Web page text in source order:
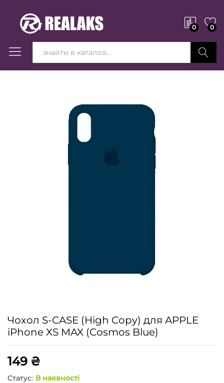
0 0
Вперед!
Чохол S-CASE (High Copy) для APPLE
iPhone XS MAX (Cosmos Blue)
149 ₴
Статус: В наявності